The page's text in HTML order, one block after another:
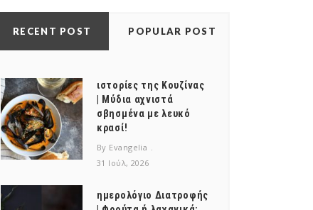
RECENT POST POPULAR POST
ιστορίες της Κουζίνας
| Μύδια αχνιστά
σβησμένα με λευκό
κρασί!
By Evangelia
31 Ιούλ, 2026
ημερολόγιο Διατροφής